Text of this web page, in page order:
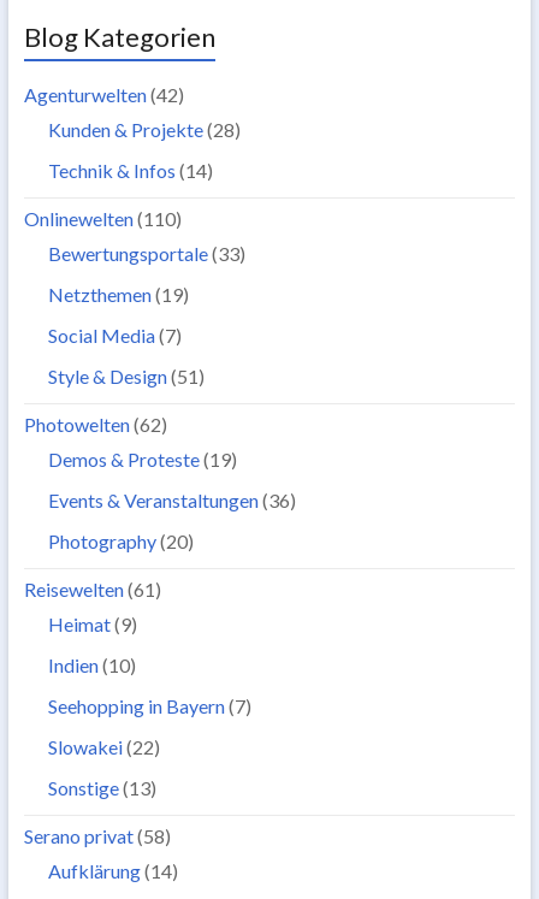
Blog Kategorien
Agenturwelten(42)
Kunden & Projekte(28)
Technik & Infos (14)
Onlinewelten(110)
Bewertungsportale(33)
Netzthemen(19)
Social Media(7)
Style & Design(51)
Photowelten(62)
Demos & Proteste(19)
Events & Veranstaltungen(36)
Photography(20)
Reisewelten(61)
Heimat(9)
Indien(10)
Seehopping in Bayern(7)
Slowakei(22)
Sonstige(13)
Serano privat(58)
Aufklärung(14)